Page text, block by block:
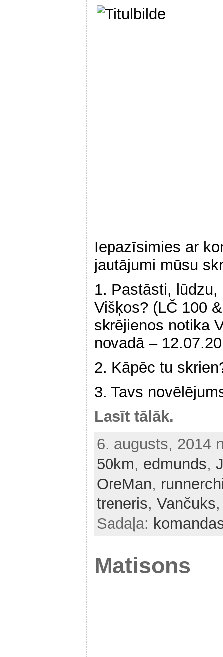
Iepazīsimies ar
jautājumi mūsu
1. Pastāsti,
Višķos? (LČ 100
skrējienos notika
novadā –
2. Kāpēc tu
3. Tavs
Lasīt tālāk.
6. augusts, 2014
50km, edmunds,
OreMan,
treneris, Vančuks
Sadaļa:
Matisons